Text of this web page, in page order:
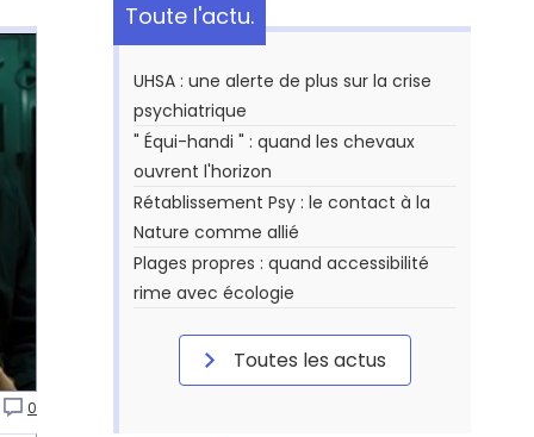
0
Toute l'actu.
UHSA : une alerte de plus sur la crise
psychiatrique
" Équi-handi " : quand les chevaux
ouvrent l'horizon
Rétablissement Psy : le contact à la
Nature comme allié
Plages propres : quand accessibilité
rime avec écologie
Toutes les actus